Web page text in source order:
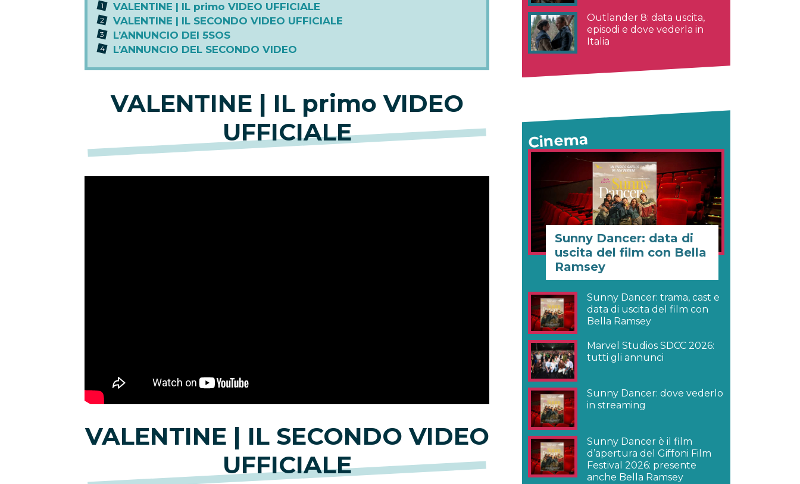
VALENTINE | IL primo VIDEO UFFICIALE
VALENTINE | IL SECONDO VIDEO UFFICIALE
L’ANNUNCIO DEI 5SOS
L’ANNUNCIO DEL SECONDO VIDEO
VALENTINE | IL primo VIDEO
UFFICIALE
VALENTINE | IL SECONDO VIDEO
UFFICIALE
Outlander 8: data uscita,
episodi e dove vederla in
Italia
Cinema
Sunny Dancer: data di
uscita del film con Bella
Ramsey
Sunny Dancer: trama, cast e
data di uscita del film con
Bella Ramsey
Marvel Studios SDCC 2026:
tutti gli annunci
Sunny Dancer: dove vederlo
in streaming
Sunny Dancer è il film
d’apertura del Giffoni Film
Festival 2026: presente
anche Bella Ramsey